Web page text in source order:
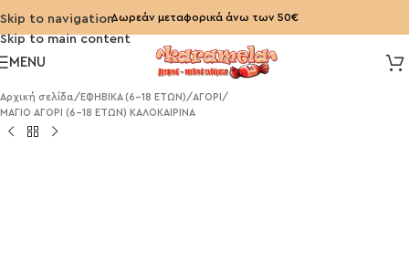
Skip to navigation
Skip to main content
Δωρεάν μεταφορικά άνω των 50€
MENU
Αρχική σελίδα/ ΕΦΗΒΙΚΑ (6-18 ΕΤΩΝ)/ΑΓΟΡΙ /
ΜΑΓΙΟ ΑΓΟΡΙ (6-18 ΕΤΩΝ) ΚΑΛΟΚΑΙΡΙΝΑ